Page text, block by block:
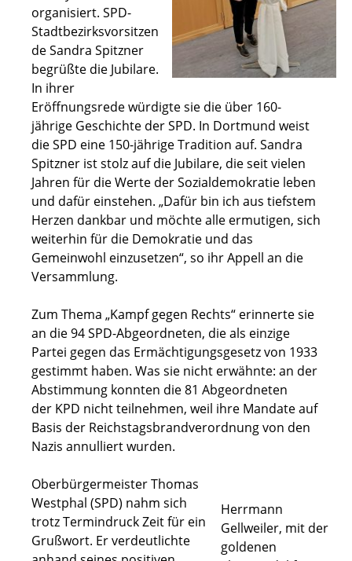
organisiert. SPD-
Stadtbezirksvorsitzen
de Sandra Spitzner
begrüßte die Jubilare.
In ihrer
Eröffnungsrede würdigte sie die über 160-
jährige Geschichte der SPD. In Dortmund weist
die SPD eine 150-jährige Tradition auf. Sandra
Spitzner ist stolz auf die Jubilare, die seit vielen
Jahren für die Werte der Sozialdemokratie leben
und dafür einstehen. „Dafür bin ich aus tiefstem
Herzen dankbar und möchte alle ermutigen, sich
weiterhin für die Demokratie und das
Gemeinwohl einzusetzen“, so ihr Appell an die
Versammlung.
Zum Thema „Kampf gegen Rechts“ erinnerte sie
an die 94 SPD-Abgeordneten, die als einzige
Partei gegen das Ermächtigungsgesetz von 1933
gestimmt haben. Was sie nicht erwähnte: an der
Abstimmung konnten die 81 Abgeordneten
der KPD nicht teilnehmen, weil ihre Mandate auf
Basis der Reichstagsbrandverordnung von den
Nazis annulliert wurden.
Herrmann
Gellweiler, mit der
goldenen
Oberbürgermeister Thomas
Westphal (SPD) nahm sich
trotz Termindruck Zeit für ein
Grußwort. Er verdeutlichte